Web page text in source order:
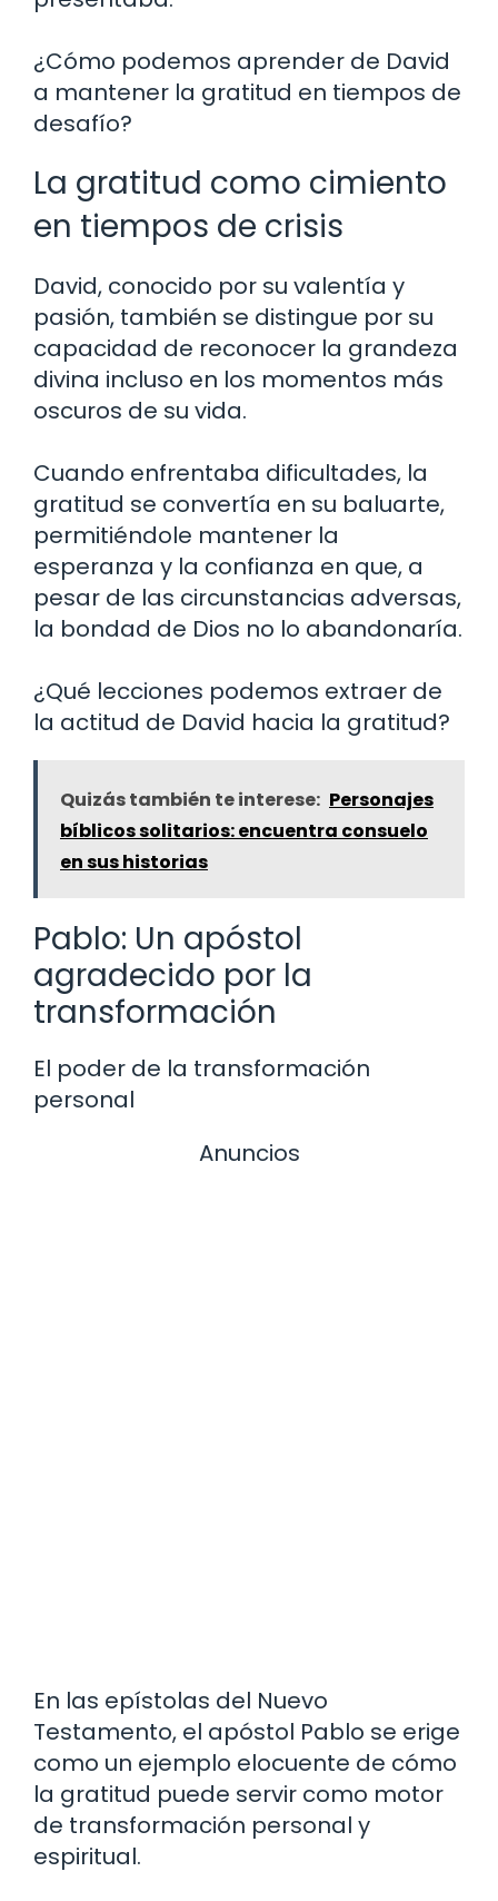
¿Cómo podemos aprender de David
a mantener la gratitud en tiempos de
desafío?
La gratitud como cimiento
en tiempos de crisis
David, conocido por su valentía y
pasión, también se distingue por su
capacidad de reconocer la grandeza
divina incluso en los momentos más
oscuros de su vida.
Cuando enfrentaba dificultades, la
gratitud se convertía en su baluarte,
permitiéndole mantener la
esperanza y la confianza en que, a
pesar de las circunstancias adversas,
la bondad de Dios no lo abandonaría.
¿Qué lecciones podemos extraer de
la actitud de David hacia la gratitud?
Quizás también te interese: Personajes
bíblicos solitarios: encuentra consuelo
en sus historias
Pablo: Un apóstol
agradecido por la
transformación
El poder de la transformación
personal
Anuncios
En las epístolas del Nuevo
Testamento, el apóstol Pablo se erige
como un ejemplo elocuente de cómo
la gratitud puede servir como motor
de transformación personal y
espiritual.